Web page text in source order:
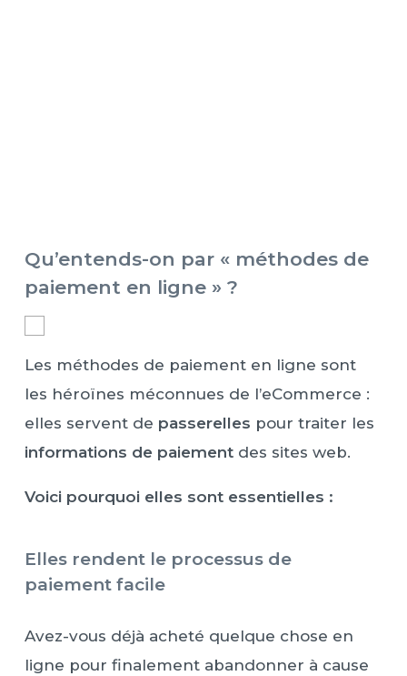
Qu’entends-on par « méthodes de
paiement en ligne » ?
Les méthodes de paiement en ligne sont
les héroïnes méconnues de l’eCommerce :
elles servent de passerelles pour traiter les
informations de paiementdes sites web.
Voici pourquoi elles sont essentielles :
Elles rendent le processus de
paiement facile
Avez-vous déjà acheté quelque chose en
ligne pour finalement abandonner à cause